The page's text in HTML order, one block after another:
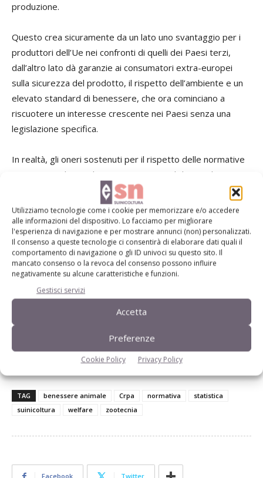
Utilizziamo tecnologie come i cookie per memorizzare e/o accedere
alle informazioni del dispositivo. Lo facciamo per migliorare
l'esperienza di navigazione e per mostrare annunci (non) personalizzati.
Il consenso a queste tecnologie ci consentirà di elaborare dati quali il
comportamento di navigazione o gli ID univoci su questo sito. Il
mancato consenso o la revoca del consenso possono influire
negativamente su alcune caratteristiche e funzioni.
Gestisci servizi
Accetta
Preferenze
Cookie Policy Privacy Policy
produzione.
Questo crea sicuramente da un lato uno svantaggio per i
produttori dell’Ue nei confronti di quelli dei Paesi terzi,
dall’altro lato dà garanzie ai consumatori extra-europei
sulla sicurezza del prodotto, il rispetto dell’ambiente e un
elevato standard di benessere, che ora cominciano a
riscuotere un interesse crescente nei Paesi senza una
legislazione specifica.
In realtà, gli oneri sostenuti per il rispetto delle normative
europee incidono relativamente poco sul divario dei costi:
la differenza più consistente la fanno i più bassi costi di
alimentazione in Brasile e Usa, oltre al minore costo del
lavoro nel Paese sudamericano e all’alta produttività della
manodopera grazie alle economie di scala possibili nei
grandissimi allevamenti degli Stati Uniti.
Visualzza l'articolo intero pubblicato sulla Rivista di
Suinicoltura n. 9/2015
TAG benessere animale Crpa normativa
statistica
suinicoltura
welfare zootecnia
Facebook Twitter